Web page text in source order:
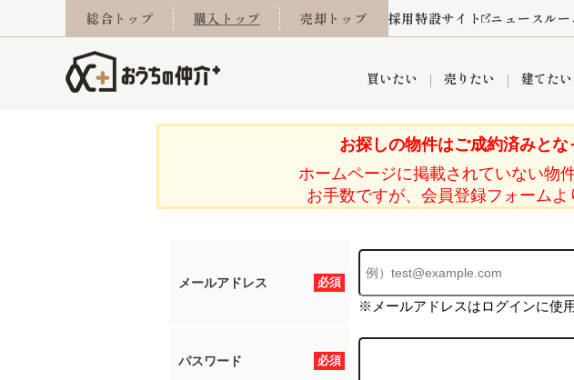
総合トップ 購入トップ 売却トップ 採用特設サイト ニュースル
買いたい
学区から探す 町名から探す お気に
当社お預かり物件 グループ会社施工物件
売りたい
売却査定実績 売却成功実績 よくあ
住み替え 離婚
建てたい
建築事例リフォーム事例 【埼玉】補助金・
採用情報 お客様の声
小手指営業所 所沢営業所
マンションカタログ おうちパークくらぶ
オンライン相談予約 売却査定依頼 なんで
お探しの物件はご成約済みとな
ホームページに掲載されていない物
お手数ですが、会員登録フォームよ
必須
メールアドレス
※メールアドレスはログインに使用
必須
パスワード